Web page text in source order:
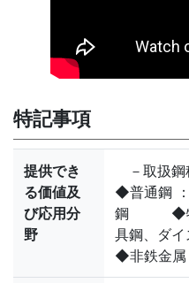
特記事項
提供でき
る価値及
び応用分
野
－取扱鋼
◆普通鋼
鋼 ◆特殊
具鋼、ダイ
◆非鉄金属